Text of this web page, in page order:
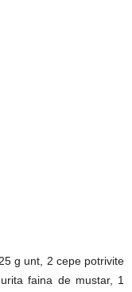
g unt, 2 cepe potrivite
faina de mustar, 1